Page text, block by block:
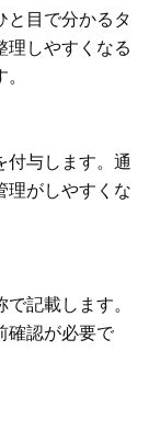
と目で分かるタ
理しやすくなる
付与します。通
理がしやすくな
記載します。
確認が必要で